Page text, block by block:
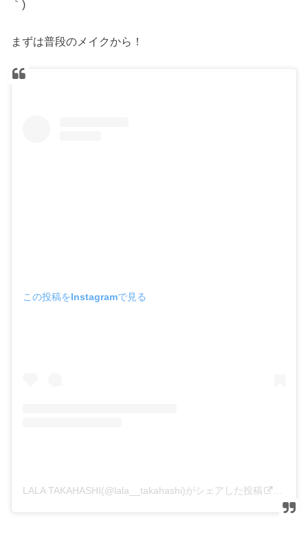
｀)
まずは普段のメイクから！
この投稿をInstagramで見る
LALA TAKAHASHI(@lala__takahashi)がシェアした投稿